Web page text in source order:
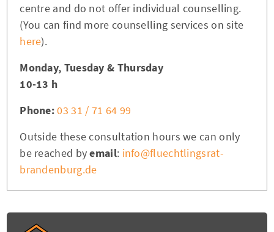
centre and do not offer individual counselling.
(You can find more counselling services on site
here).
Monday, Tuesday & Thursday
10-13 h
Phone:03 31 / 71 64 99
Outside these consultation hours we can only
be reached byemail: info@fluechtlingsrat-
brandenburg.de